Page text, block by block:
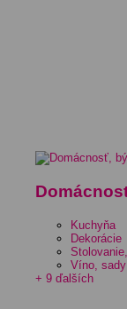
Kuchyňa
Dekorácie
Víno,
+ 9 ďalších